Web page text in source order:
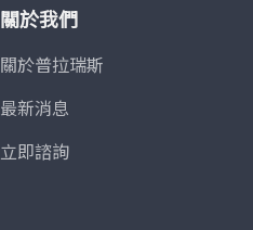
關於我們
關於普拉瑞斯
最新消息
立即諮詢